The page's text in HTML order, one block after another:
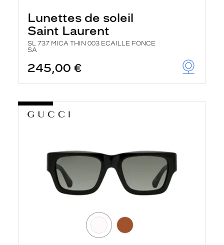
Lunettes de soleil
Saint Laurent
SL 737 MICA THIN 003 ECAILLE FONCE
SA
245,00 €